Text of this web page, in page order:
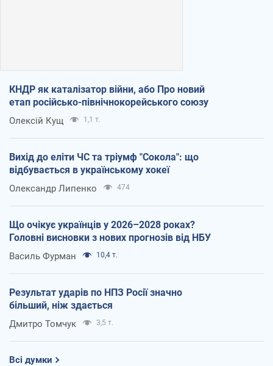
КНДР як каталізатор війни, або Про новий
етап російсько-північнокорейського союзу
Олексій Кущ 1,1 т.
Вихід до еліти ЧС та тріумф "Сокола": що
відбувається в українському хокеї
Олександр Липенко 474
Що очікує українців у 2026–2028 роках?
Головні висновки з нових прогнозів від НБУ
Василь Фурман 10,4 т.
Результат ударів по НПЗ Росії значно
більший, ніж здається
Дмитро Томчук 3,5 т.
Всі думки